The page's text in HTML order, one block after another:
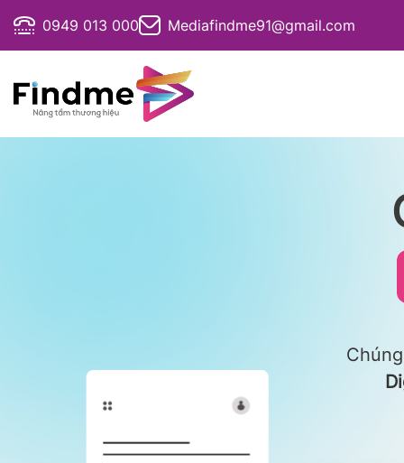
qua
nội
dung
0949 013 000 Mediafindme91@gmail.com